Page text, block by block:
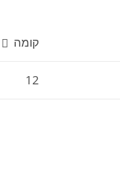
קומה
12